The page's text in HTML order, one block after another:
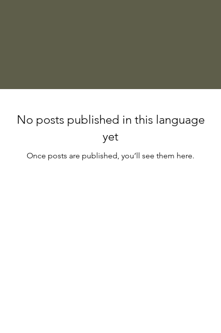
No posts published in this language
yet
Once posts are published, you’ll see them here.